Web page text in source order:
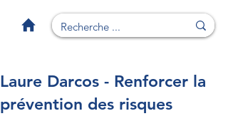
Laure Darcos - Renforcer la
prévention des risques